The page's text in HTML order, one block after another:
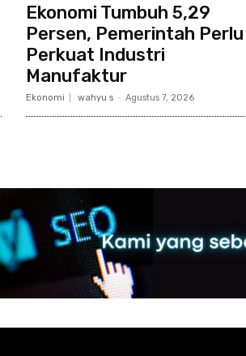
Ekonomi Tumbuh 5,29
Persen, Pemerintah Perlu
Perkuat Industri
Manufaktur
Ekonomi wahyu s - Agustus 7, 2026